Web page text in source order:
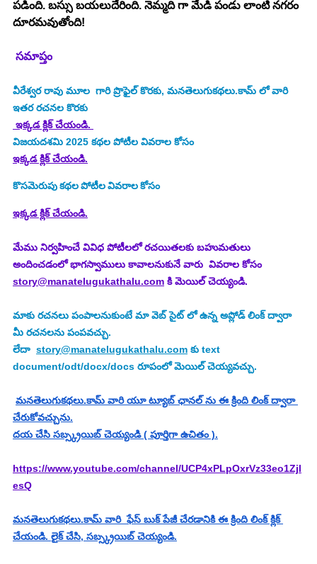
పడింది. బస్సు బయలుదేరింది. నెమ్మది గా మేడి పండు లాంటి నగరం
దూరమవుతోంది!
సమాప్తం
వీరేశ్వర రావు మూల గారి ప్రొఫైల్ కొరకు, మనతెలుగుకథలు.కామ్ లో వారి
ఇతర రచనల కొరకు
ఇక్కడ క్లిక్ చేయండి.
విజయదశమి 2025 కథల పోటీల వివరాల కోసం
ఇక్కడ క్లిక్ చేయండి.
కొసమెరుపు కథల పోటీల వివరాల కోసం
ఇక్కడ క్లిక్ చేయండి.
మేము నిర్వహించే వివిధ పోటీలలో రచయితలకు బహుమతులు
అందించడంలో భాగస్వాములు కావాలనుకునే వారు  వివరాల కోసం
story@manatelugukathalu.com కి మెయిల్ చెయ్యండి.
మాకు రచనలు పంపాలనుకుంటే మా వెబ్ సైట్ లో ఉన్న అప్లోడ్ లింక్ ద్వారా
మీ రచనలను పంపవచ్చు.
లేదా story@manatelugukathalu.com కు text
document/odt/docx/docs రూపంలో మెయిల్ చెయ్యవచ్చు.
మనతెలుగుకథలు.కామ్ వారి యూ ట్యూబ్ ఛానల్ ను ఈ క్రింది లింక్ ద్వారా
చేరుకోవచ్చును.
దయ చేసి సబ్స్క్రయిబ్ చెయ్యండి ( పూర్తిగా ఉచితం ).
https://www.youtube.com/channel/UCP4xPLpOxrVz33eo1Zjl
esQ
మనతెలుగుకథలు.కామ్ వారి  ఫేస్ బుక్ పేజీ చేరడానికి ఈ క్రింది లింక్ క్లిక్
చేయండి. లైక్ చేసి, సబ్స్క్రయిబ్ చెయ్యండి.